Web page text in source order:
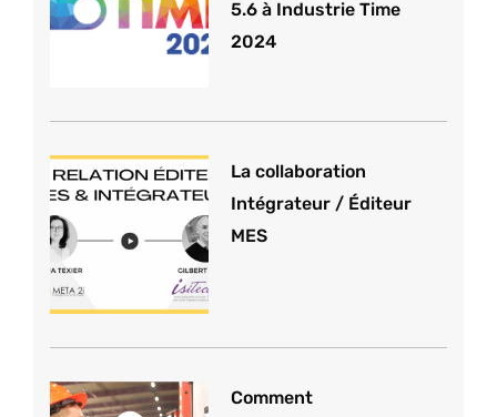
5.6 à Industrie Time
2024
La collaboration
Intégrateur / Éditeur
MES
Comment